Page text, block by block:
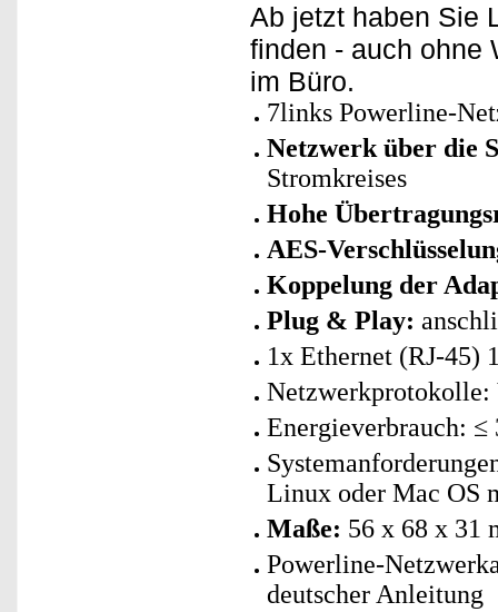
Ab jetzt haben Sie
finden - auch ohne
im Büro.
7links Powerline-
Netzwerk über die
Stromkreises
Hohe
AES-
Koppelung der
Plug & Play:
1x Ethernet (RJ-45)
Netzwerkprotokolle:
Energieverbrauch:
Linux oder Mac OS
Maße: 56 x 68 x 31
Powerline-
deutscher Anleitung